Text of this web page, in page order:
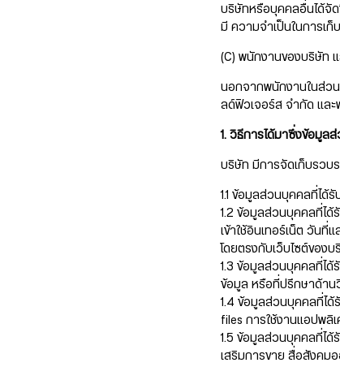
บริษัทหรือบุคคลอื่นได้จั
มี ความจำเป็นในการเ
(C) พนักงานของบริษัท
นอกจากพนักงานในส่วน
ลด์ฟิวเจอร์ส จำกัด และ
1. วิธีการได้มาซึ่งข้อมูล
บริษัท มีการจัดเก็บรวบ
1.1 ข้อมูลส่วนบุคคลที่ได้
1.2 ข้อมูลส่วนบุคคลที่ได้
เข้าใช้อินเทอร์เน็ต วันที่แ
โดยตรงกับเว็บไซต์ของบ
1.3 ข้อมูลส่วนบุคคลที่ไ
ข้อมูล หรือที่ปรึกษาด้าน
1.4 ข้อมูลส่วนบุคคลที่ได้
files การใช้งานแอปพลิ
1.5 ข้อมูลส่วนบุคคลที่ได้
เสริมการขาย สื่อสังคม